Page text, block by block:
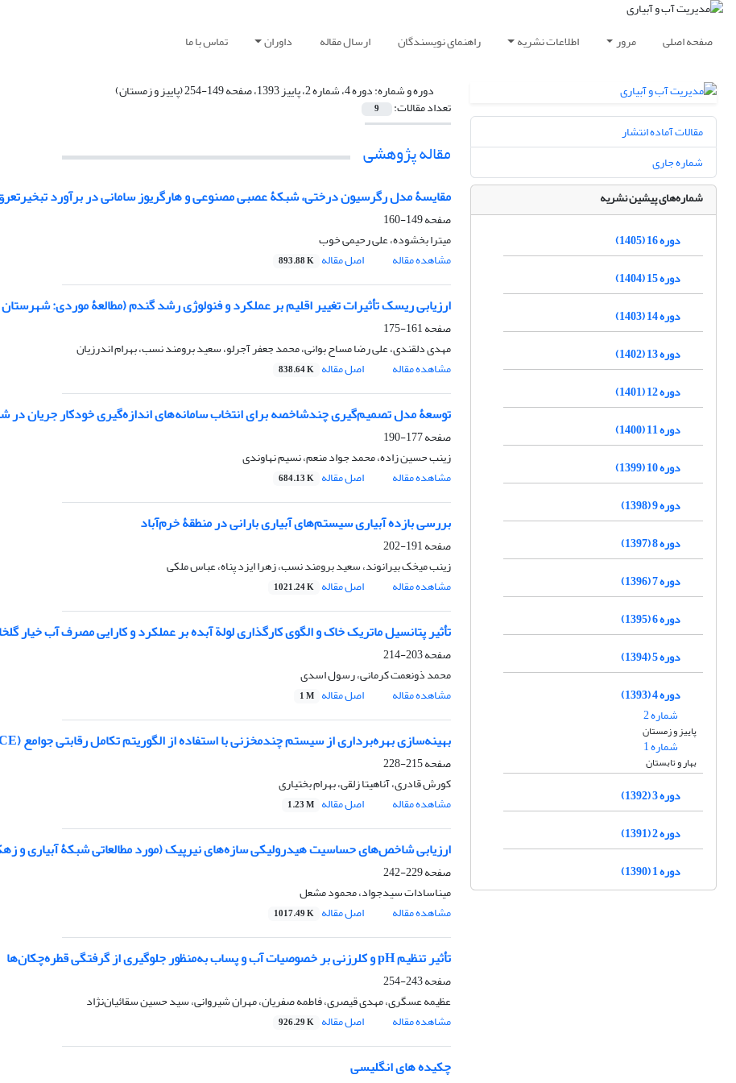
صفحه اصلی مرور اطلاعات نشریه راهنمای نویسندگان ارسال مقاله داوران تماس با ما
دوره و شماره:دوره 4، شماره 2، پاییز 1393، صفحه 149-254 (پاییز و زمستان)
تعداد مقالات: 9
مقاله پژوهشی
مقایسۀ مدل رگرسیون درختی، شبکۀ عصبی مصنوعی و هارگریوز سامانی در برآورد
صفحه149-160
میترا بخشوده، علی رحیمی خوب
مشاهده مقاله
اصل مقاله 893.88 K
ارزیابی ریسک تأثیرات تغییر اقلیم بر عملکرد و فنولوژی رشد گندم (مطالعۀ موردی:
صفحه161-175
مهدی دلقندی، علی رضا مساح بوانی، محمد جعفر آجرلو، سعید برومند نسب، بهرام اندرزیان
مشاهده مقاله
اصل مقاله 838.64 K
توسعۀ مدل تصمیم‌گیری چندشاخصه برای انتخاب سامانه‌های اندازه‌گیری خودکار جریان در
صفحه177-190
زینب حسین زاده، محمد جواد منعم، نسیم نهاوندی
مشاهده مقاله
اصل مقاله 684.13 K
بررسی بازده آبیاری سیستم‌های آبیاری بارانی در منطقۀ خرم‌آباد
صفحه191-202
زینب میخک بیرانوند، سعید برومند نسب، زهرا ایزد پناه، عباس ملکی
مشاهده مقاله
اصل مقاله 1021.24 K
تأثیر پتانسیل ماتریک خاک و الگوی کارگذاری لولة آبده بر عملکرد و کارایی مصرف آب خیار
صفحه203-214
محمد ذونعمت کرمانی، رسول اسدی
مشاهده مقاله
اصل مقاله 1 M
بهینه‌سازی بهره‌برداری از سیستم چندمخزنی با استفاده از الگوریتم تکامل رقابتی جوامع (SCE) (مطالعۀ موردی: حوضۀ کرخه)
صفحه215-228
کورش قادری، آناهیتا زلقی، بهرام بختیاری
مشاهده مقاله
اصل مقاله 1.23 M
ارزیابی شاخص‌های حساسیت هیدرولیکی سازه‌های نیرپیک (مورد مطالعاتی شبکۀ آبیاری
صفحه229-242
میناسادات سیدجواد، محمود مشعل
مشاهده مقاله
اصل مقاله 1017.49 K
تأثیر تنظیم pH و کلرزنی بر خصوصیات آب و پساب به‌منظور جلوگیری از گرفتگی قطره‌چکان‌ها
صفحه243-254
عظیمه عسگری، مهدی قیصری، فاطمه صفریان، مهران شیروانی، سید حسین سقائیان‌نژاد
مشاهده مقاله
اصل مقاله 926.29 K
چکیده های انگلیسی
مقالات آماده انتشار
شماره جاری
شماره‌های پیشین نشریه
دوره 16 (1405)
دوره 15 (1404)
دوره 14 (1403)
دوره 13 (1402)
دوره 12 (1401)
دوره 11 (1400)
دوره 10 (1399)
دوره 9 (1398)
دوره 8 (1397)
دوره 7 (1396)
دوره 6 (1395)
دوره 5 (1394)
دوره 4 (1393)
شماره 2
پاییز و زمستان
شماره 1
بهار و تابستان
دوره 3 (1392)
دوره 2 (1391)
دوره 1 (1390)